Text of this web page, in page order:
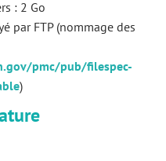
: 2 Go
par FTP (nommage des
pmc/pub/filespec-
)